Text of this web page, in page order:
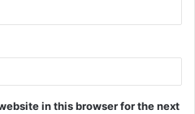
in this browser for the next